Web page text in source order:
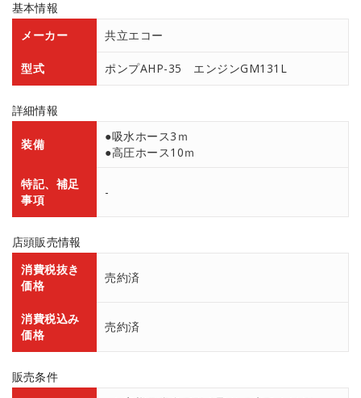
基本情報
メーカー
共立エコー
型式 ポンプAHP-35 エンジンGM131L
詳細情報
装備
●吸水ホース3ｍ
●高圧ホース10ｍ
特記、補足
事項
-
店頭販売情報
消費税抜き
価格
売約済
消費税込み
価格
売約済
販売条件